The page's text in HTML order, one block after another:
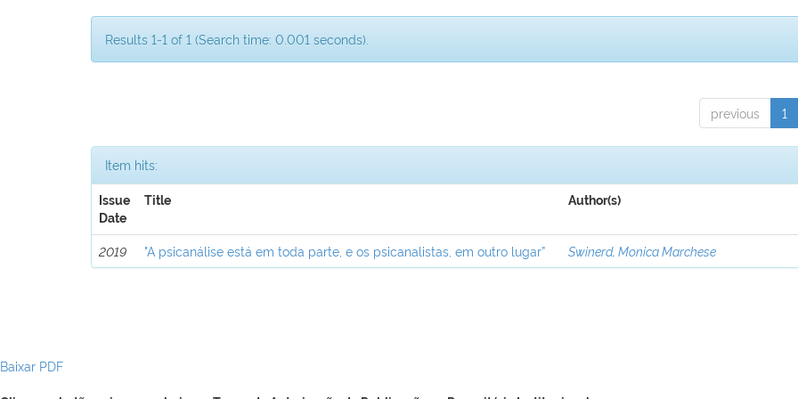
Results 1-1 of 1 (Search time: 0.001 seconds).
previous 1
Item hits:
Issue
Date
Title Author(s)
2019 "A psicanálise está em toda parte, e os psicanalistas, em outro lugar” Swinerd, Monica Marchese
Baixar PDF